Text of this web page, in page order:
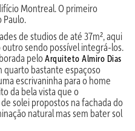
Montreal. O primeiro
Paulo.
de studios de até 37m², aqui
sendo possível integrá-los.
peloArquiteto Almiro Dias
quarto bastante espaçoso
escrivaninha para o home
da bela vista que o
solei propostos na fachada do
natural mas sem bater sol